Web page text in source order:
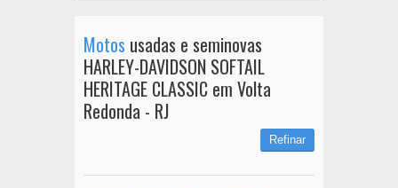
Motos usadas e seminovas
HARLEY-DAVIDSON SOFTAIL
HERITAGE CLASSIC em Volta
Redonda - RJ
Refinar